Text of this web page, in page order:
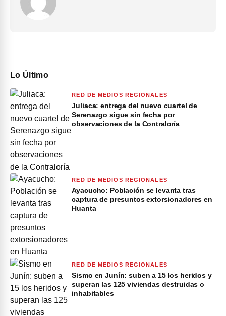
Lo Último
RED DE MEDIOS REGIONALES
Juliaca: entrega del nuevo cuartel de
Serenazgo sigue sin fecha por
observaciones de la Contraloría
RED DE MEDIOS REGIONALES
Ayacucho: Población se levanta tras
captura de presuntos extorsionadores en
Huanta
RED DE MEDIOS REGIONALES
Sismo en Junín: suben a 15 los heridos y
superan las 125 viviendas destruidas o
inhabitables